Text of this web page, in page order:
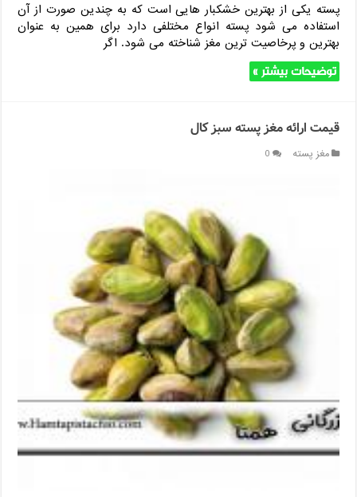
پسته یکی از بهترین خشکبار هایی است که به چندین صورت از آن
استفاده می شود پسته انواع مختلفی دارد برای همین به عنوان
بهترین و پرخاصیت ترین مغز شناخته می‌ شود. اگر
توضیحات بیشتر »
قیمت ارائه مغز پسته سبز کال
مغز پسته 0